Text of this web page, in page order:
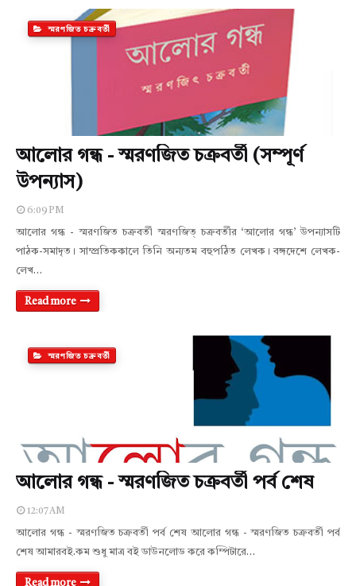
স্মরণজিত চক্রবর্তী
আলোর গন্ধ - স্মরণজিত চক্রবর্তী (সম্পূর্ণ
উপন্যাস)
6:09 PM
আলোর গন্ধ - স্মরণজিত চক্রবর্তী স্মরণজিত্‌ চক্রবর্তীর ‘আলোর গন্ধ’ উপন্যাসটি
পাঠক-সমাদৃত। সাম্প্রতিককালে তিনি অন্যতম বহুপঠিত লেখক। বঙ্গদেশে লেখক-
লেখ…
Read more
স্মরণজিত চক্রবর্তী
আলোর গন্ধ - স্মরণজিত চক্রবর্তী পর্ব শেষ
12:07 AM
আলোর গন্ধ - স্মরণজিত চক্রবর্তী পর্ব শেষ আলোর গন্ধ - স্মরণজিত চক্রবর্তী পর্ব
শেষ আমারবই.কম শুধু মাত্র বই ডাউনলোড করে কম্পিটারে…
Read more